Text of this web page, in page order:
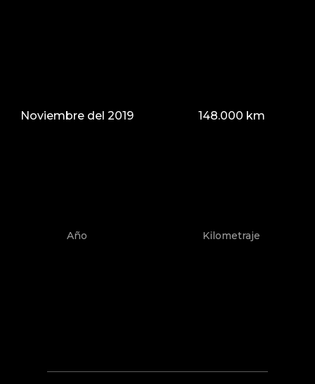
Noviembre del 2019
Año
148.000 km
Kilometraje